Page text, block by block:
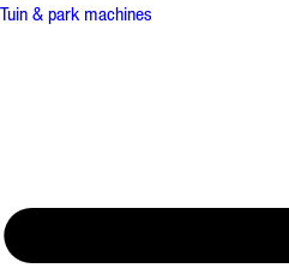
Tuin & park machines